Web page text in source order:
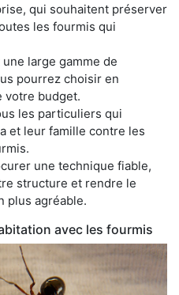
qui souhaitent préserver
les fourmis qui
large gamme de
pourrez choisir en
votre budget.
les particuliers qui
et leur famille contre les
une technique fiable,
structure et rendre le
plus agréable.
avec les fourmis